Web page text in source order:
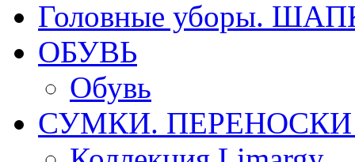
Головные уборы.
ОБУВЬ
Обувь
СУМКИ. ПЕРЕНОСКИ